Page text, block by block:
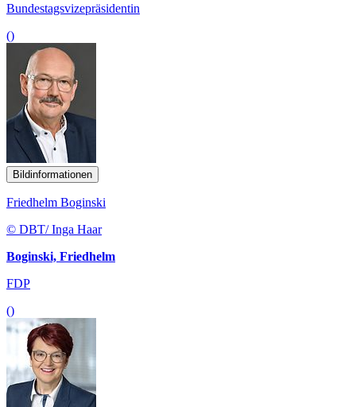
Bundestagsvizepräsidentin
()
Bildinformationen
Friedhelm Boginski
© DBT/ Inga Haar
Boginski, Friedhelm
FDP
()